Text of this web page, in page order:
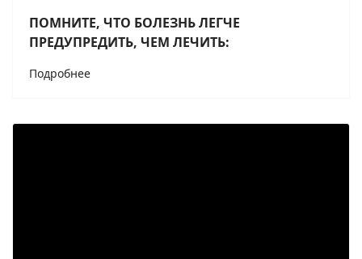
ПОМНИТЕ, ЧТО БОЛЕЗНЬ ЛЕГЧЕ
ПРЕДУПРЕДИТЬ, ЧЕМ ЛЕЧИТЬ:
Подробнее